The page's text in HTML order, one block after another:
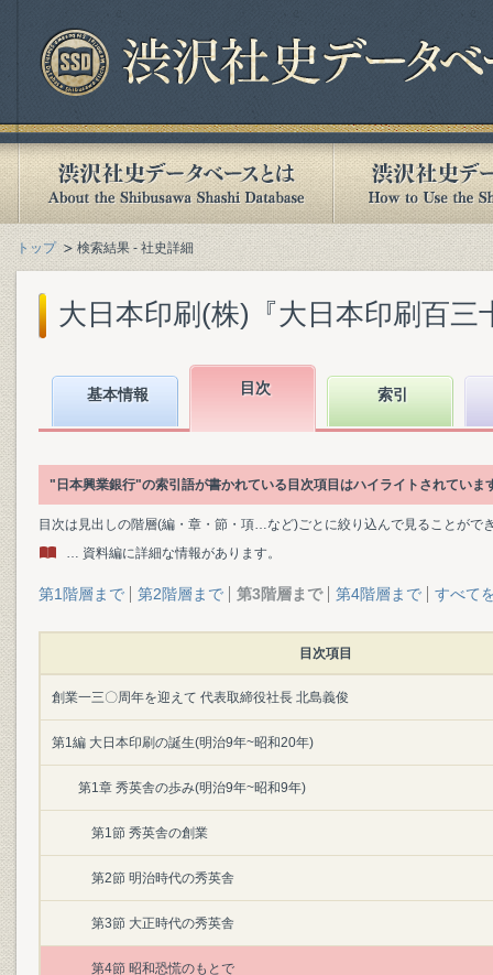
トップ 検索結果 - 社史詳細
大日本印刷(株)『大日本印刷百三
基本情報 目次 索引
"日本興業銀行"の索引語が書かれている目次項目はハイライトされていま
目次は見出しの階層(編・章・節・項…など)ごとに絞り込んで見ることがで
… 資料編に詳細な情報があります。
第1階層まで 第2階層まで 第3階層まで 第4階層まで すべて
目次項目
創業一三〇周年を迎えて 代表取締役社長 北島義俊
第1編 大日本印刷の誕生(明治9年~昭和20年)
第1章 秀英舎の歩み(明治9年~昭和9年)
第1節 秀英舎の創業
第2節 明治時代の秀英舎
第3節 大正時代の秀英舎
第4節 昭和恐慌のもとで